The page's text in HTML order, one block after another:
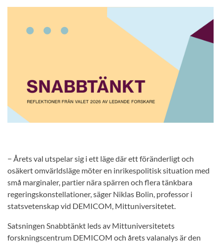
− Årets val utspelar sig i ett läge där ett föränderligt och
osäkert omvärldsläge möter en inrikespolitisk situation med
små marginaler, partier nära spärren och flera tänkbara
regeringskonstellationer, säger Niklas Bolin, professor i
statsvetenskap vid DEMICOM, Mittuniversitetet.
Satsningen Snabbtänkt leds av Mittuniversitetets
forskningscentrum DEMICOM och årets valanalys är den